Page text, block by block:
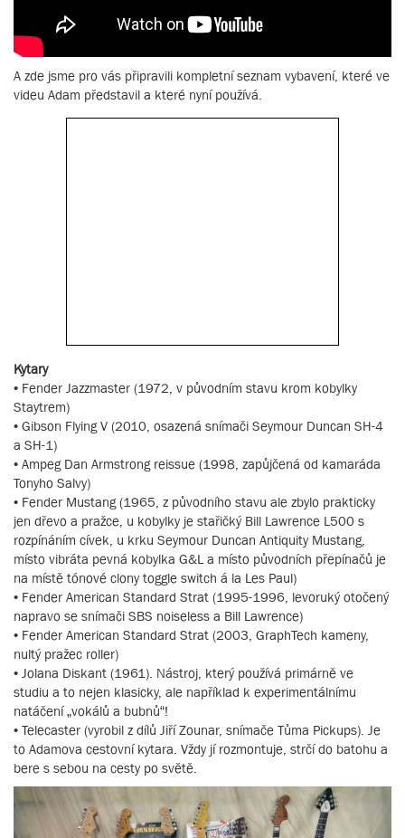
A zde jsme pro vás připravili kompletní seznam vybavení, které ve
videu Adam představil a které nyní používá.
Kytary
• Fender Jazzmaster (1972, v původním stavu krom kobylky
Staytrem)
• Gibson Flying V (2010, osazená snímači Seymour Duncan SH-4
a SH-1)
• Ampeg Dan Armstrong reissue (1998, zapůjčená od kamaráda
Tonyho Salvy)
• Fender Mustang (1965, z původního stavu ale zbylo prakticky
jen dřevo a pražce, u kobylky je stařičký Bill Lawrence L500 s
rozpínáním cívek, u krku Seymour Duncan Antiquity Mustang,
místo vibráta pevná kobylka G&L a místo původních přepínačů je
na místě tónové clony toggle switch á la Les Paul)
• Fender American Standard Strat (1995-1996, levoruký otočený
napravo se snímači SBS noiseless a Bill Lawrence)
• Fender American Standard Strat (2003, GraphTech kameny,
nultý pražec roller)
• Jolana Diskant (1961). Nástroj, který používá primárně ve
studiu a to nejen klasicky, ale například k experimentálnímu
natáčení „vokálů a bubnů“!
• Telecaster (vyrobil z dílů Jiří Zounar, snímače Tůma Pickups). Je
to Adamova cestovní kytara. Vždy jí rozmontuje, strčí do batohu a
bere s sebou na cesty po světě.